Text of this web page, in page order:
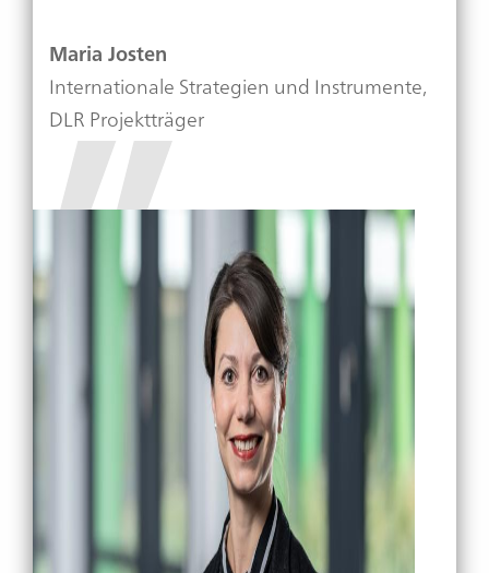
Maria Josten
Internationale Strategien und Instrumente,
DLR Projektträger